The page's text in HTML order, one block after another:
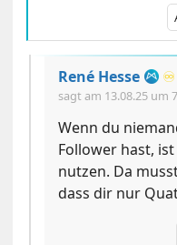
René Hesse ♾️
sagt am 13.08.25 um
Wenn du
Follower hast,
nutzen. Da
dass dir nur